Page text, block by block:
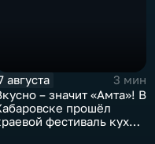
августа
3 мин
– значит «Амта»! В
прошёл
фестиваль кухни